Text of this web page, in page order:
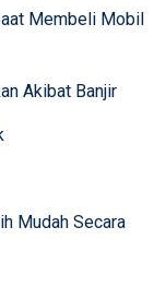
Membeli Mobil
Akibat Banjir
Mudah Secara